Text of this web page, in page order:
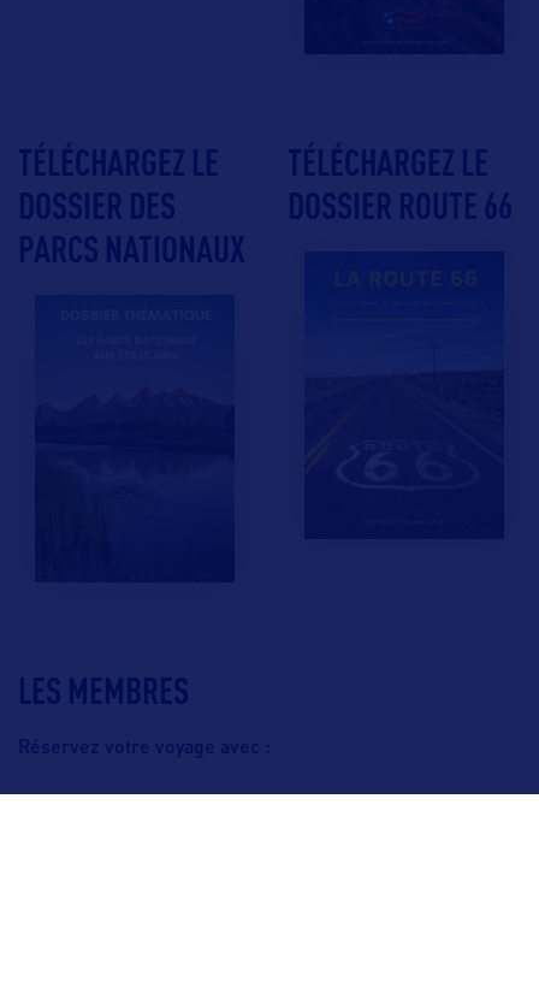
LES MEMBRES
Réservez votre voyage avec :
TÉLÉCHARGEZ LE
DOSSIER DES
PARCS NATIONAUX
TÉLÉCHARGEZ LE
DOSSIER ROUTE 66